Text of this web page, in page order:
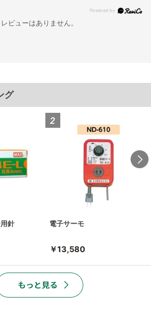
レビューはありません。
グ
針 電子サーモ
￥13,580